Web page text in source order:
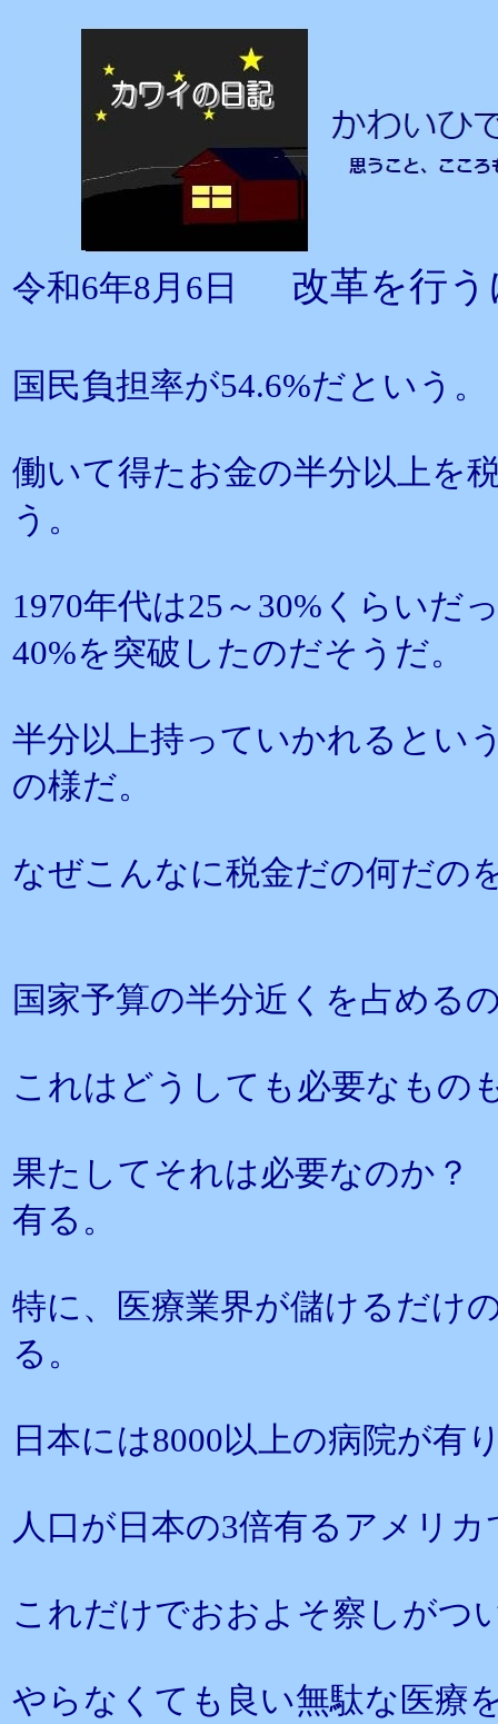
令和6年8月6日 改革を行
国民負担率が54.6%だという。
働いて得たお金の半分以上を
う。
1970年代は25～30%くらいだ
40%を突破したのだそうだ。
半分以上持っていかれるとい
の様だ。
なぜこんなに税金だの何だの
国家予算の半分近くを占める
これはどうしても必要なもの
果たしてそれは必要なのか
有る。
特に、医療業界が儲けるだけ
る。
日本には8000以上の病院が有
人口が日本の3倍有るアメリ
これだけでおおよそ察しがつ
やらなくても良い無駄な医療